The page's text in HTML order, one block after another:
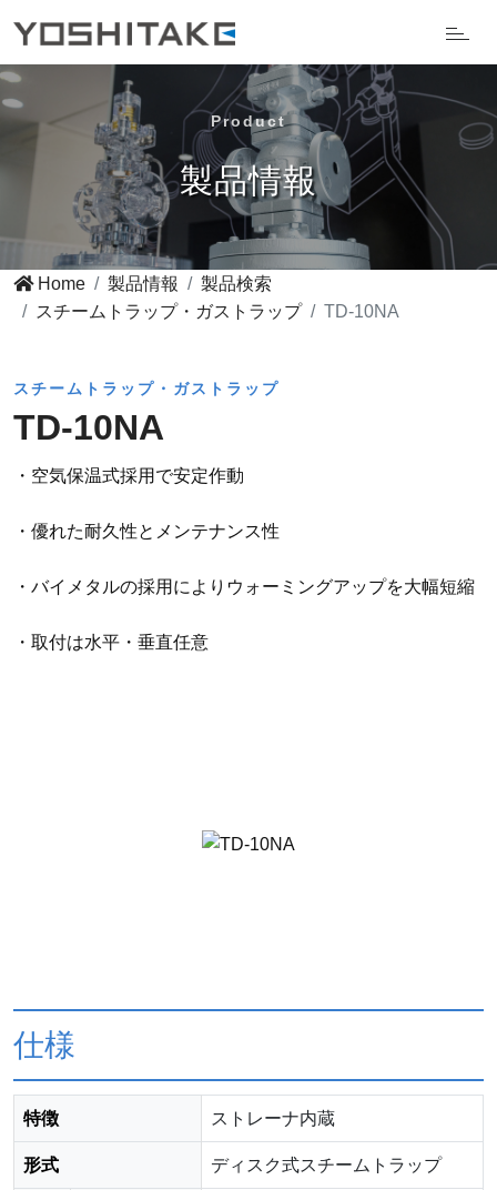
Product
製品情報
Home 製品情報
製品検索
スチームトラップ・ガストラップ
TD-10NA
スチームトラップ・ガストラップ
TD-10NA
・空気保温式採用で安定作動
・優れた耐久性とメンテナンス性
・バイメタルの採用によりウォーミングアップを大幅短縮
・取付は水平・垂直任意
仕様
特徴 ストレーナ内蔵
形式 ディスク式スチームトラップ